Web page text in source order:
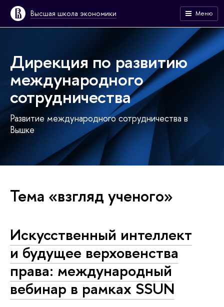
Высшая школа экономики Меню
Дирекция по развитию
международного
сотрудничества
Развитие международного сотрудничества в
Вышке
Тема «взгляд ученого»
Искусственный интеллект
и будущее верховенства
права: международный
вебинар в рамках SSUN